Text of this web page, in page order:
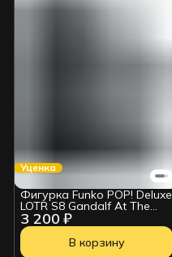
Уценка
3 200 ₽
Фигурка Funko POP! Deluxe
LOTR S8 Gandalf At The
Doors of Durin (GW) (1746)
83784 . УЦЕНКА
В корзину